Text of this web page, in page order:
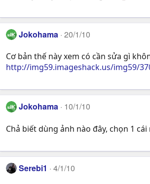
Jokohama 20/1/10
Cơ bản thế này xem có cần sửa gì
http://img59.imageshack.us/img59/
Jokohama 10/1/10
Chả biết dùng ảnh nào đây, chọn 1
Serebi1 4/1/10